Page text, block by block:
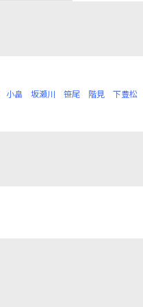
小畠 坂瀬川 笹尾 階見 下豊松